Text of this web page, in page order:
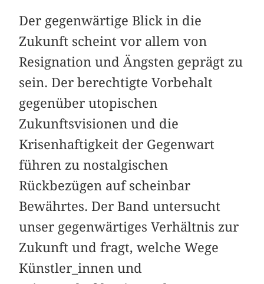
Der gegenwärtige Blick in die
Zukunft scheint vor allem von
Resignation und Ängsten geprägt zu
sein. Der berechtigte Vorbehalt
gegenüber utopischen
Zukunftsvisionen und die
Krisenhaftigkeit der Gegenwart
führen zu nostalgischen
Rückbezügen auf scheinbar
Bewährtes. Der Band untersucht
unser gegenwärtiges Verhältnis zur
Zukunft und fragt, welche Wege
Künstler_innen und